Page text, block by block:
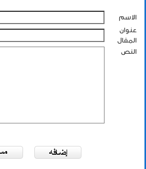
الاسم
عنوان
المقال
النص